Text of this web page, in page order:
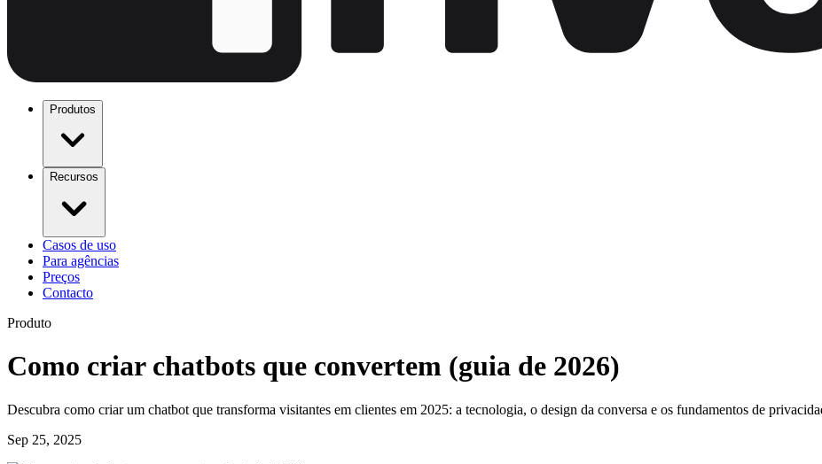
Produtos
Recursos
Casos de uso
Para agências
Preços
Contacto
Produto
Como criar chatbots que convertem (guia de 2026)
Descubra como criar um chatbot que transforma visitantes em clientes em 2025: a tecnologia, o design da conversa e os fundamentos de
Sep 25, 2025